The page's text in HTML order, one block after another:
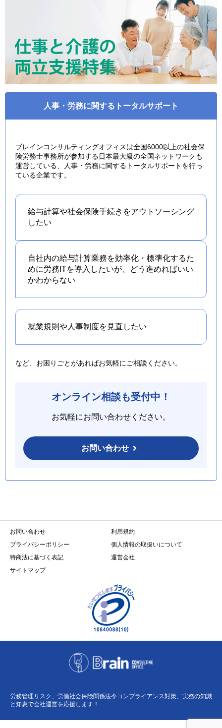
人事・労務に関するトータルサポート
ブレインコンサルティングオフィスは全国6000以上の社会保
険労務士事務所が参加する日本最大級の全国ネットワークも
運営している、人事・労務に関するトータルサポートを行っ
ている企業です。
給与計算や社会保険手続きをアウトソーシング
したい
自社内の給与計算業務を効率化・標準化するた
めに労務ITを導入したいが、どう進めればいい
かわからない
就業規則や人事制度を 見直したい
など、お困りごとがあればお気軽にご相談ください。
オンライン相談も受付中！
お気軽にお問い合わせください。
お問い合わせ
お問い合わせ
利用規約
プライバシーポリシー
個人情報の取扱いについて
特商法に基づく表記
運営会社
サイトマップ
労務管理リスク、労働社会保険関係法令コンプライアンス対策、実務の知識
と知恵で会社運営を応援します！